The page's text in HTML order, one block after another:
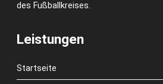
des Fußballkreises.
Leistungen
Startseite